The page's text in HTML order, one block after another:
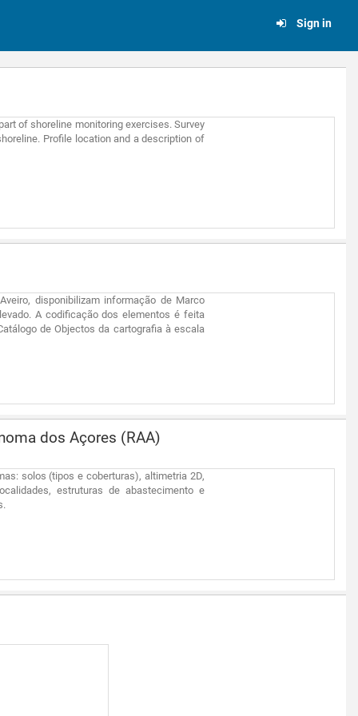
Sign in
of shoreline monitoring exercises. Survey
Profile location and a description of
disponibilizam informação de Marco
A codificação dos elementos é feita
de Objectos da cartografia à escala
dos Açores (RAA)
solos (tipos e coberturas), altimetria 2D,
estruturas de abastecimento e